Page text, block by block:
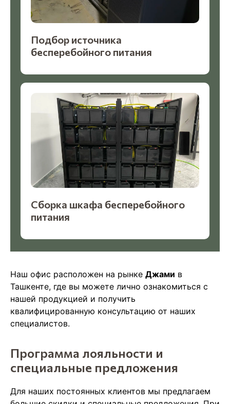
Подбор источника
бесперебойного питания
Сборка шкафа бесперебойного
питания
Наш офис расположен на рынке Джами в
Ташкенте, где вы можете лично ознакомиться с
нашей продукцией и получить
квалифицированную консультацию от наших
специалистов.
Программа лояльности и
специальные предложения
Для наших постоянных клиентов мы предлагаем